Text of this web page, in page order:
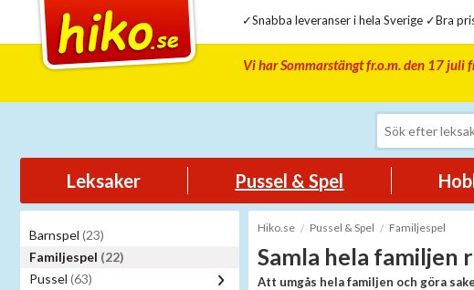
✓Snabba leveranser i hela Sverige ✓Bra
Vi har Sommarstängt fr.o.m. den 17
Leksaker Pussel & Spel
Barnspel (23)
Familjespel (22)
Pussel (63)
Hiko.se Pussel & Spel Familjespel
Samla hela
Att umgås hela familjen och göra